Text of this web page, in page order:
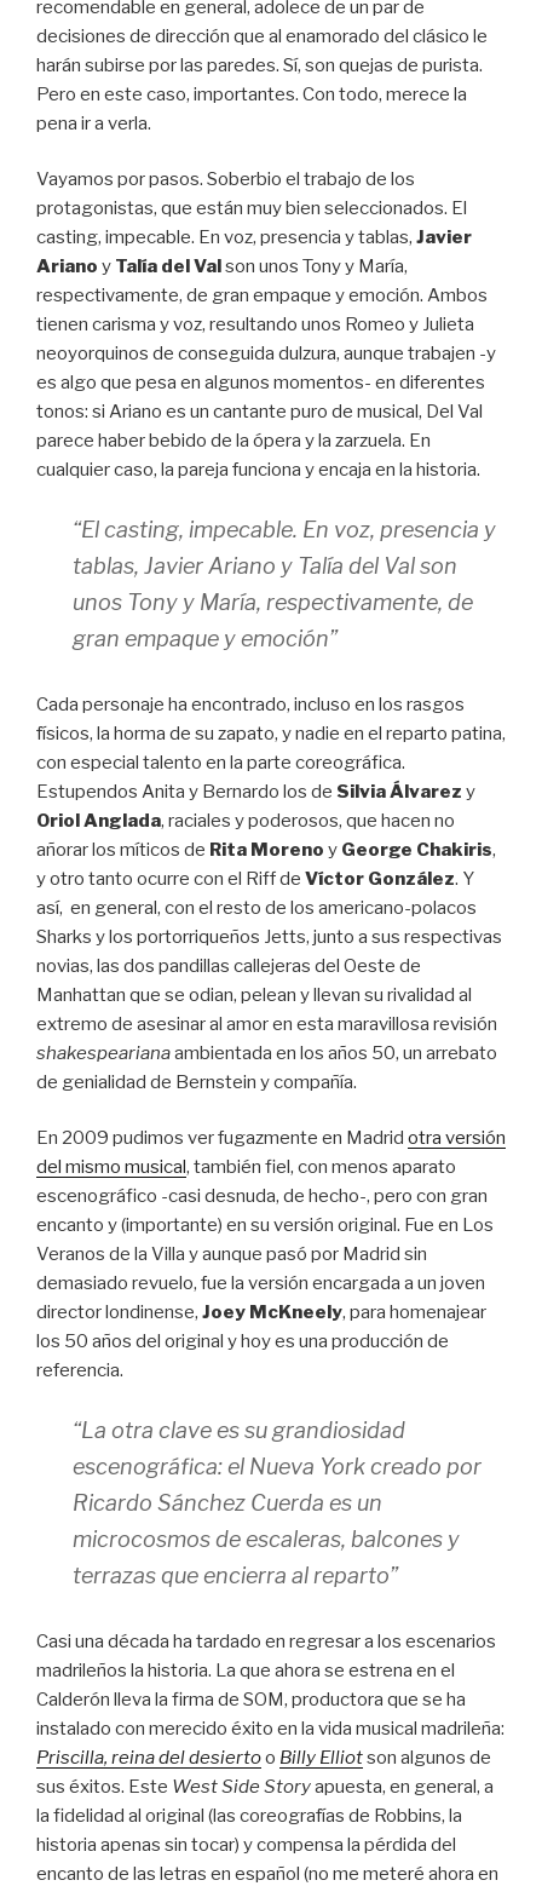
recomendable en general, adolece de un par de
decisiones de dirección que al enamorado del clásico le
harán subirse por las paredes. Sí, son quejas de purista.
Pero en este caso, importantes. Con todo, merece la
pena ir a verla.
Vayamos por pasos. Soberbio el trabajo de los
protagonistas, que están muy bien seleccionados. El
casting, impecable. En voz, presencia y tablas, Javier
Ariano y Talía del Valson unos Tony y María,
respectivamente, de gran empaque y emoción. Ambos
tienen carisma y voz, resultando unos Romeo y Julieta
neoyorquinos de conseguida dulzura, aunque trabajen -y
es algo que pesa en algunos momentos- en diferentes
tonos: si Ariano es un cantante puro de musical, Del Val
parece haber bebido de la ópera y la zarzuela. En
cualquier caso, la pareja funciona y encaja en la historia.
“El casting, impecable. En voz, presencia y
tablas, Javier Ariano y Talía del Val son
unos Tony y María, respectivamente, de
gran empaque y emoción”
Cada personaje ha encontrado, incluso en los rasgos
físicos, la horma de su zapato, y nadie en el reparto patina,
con especial talento en la parte coreográfica.
Estupendos Anita y Bernardo los de Silvia Álvarez y
Oriol Anglada, raciales y poderosos, que hacen no
añorar los míticos de Rita Moreno y George Chakiris,
y otro tanto ocurre con el Riff de Víctor González. Y
así, en general, con el resto de los americano-polacos
Sharks y los portorriqueños Jetts, junto a sus respectivas
novias, las dos pandillas callejeras del Oeste de
Manhattan que se odian, pelean y llevan su rivalidad al
extremo de asesinar al amor en esta maravillosa revisión
shakespearianaambientada en los años 50, un arrebato
de genialidad de Bernstein y compañía.
En 2009 pudimos ver fugazmente en Madrid otra versión
del mismo musical, también fiel, con menos aparato
escenográfico -casi desnuda, de hecho-, pero con gran
encanto y (importante) en su versión original. Fue en Los
Veranos de la Villa y aunque pasó por Madrid sin
demasiado revuelo, fue la versión encargada a un joven
director londinense, Joey McKneely, para homenajear
los 50 años del original y hoy es una producción de
referencia.
“La otra clave es su grandiosidad
escenográfica: el Nueva York creado por
Ricardo Sánchez Cuerda es un
microcosmos de escaleras, balcones y
terrazas que encierra al reparto”
Casi una década ha tardado en regresar a los escenarios
madrileños la historia. La que ahora se estrena en el
Calderón lleva la firma de SOM, productora que se ha
instalado con merecido éxito en la vida musical madrileña:
Priscilla, reina del desiertoo Billy Elliotson algunos de
sus éxitos. Este West Side Storyapuesta, en general, a
la fidelidad al original (las coreografías de Robbins, la
historia apenas sin tocar) y compensa la pérdida del
encanto de las letras en español (no me meteré ahora en